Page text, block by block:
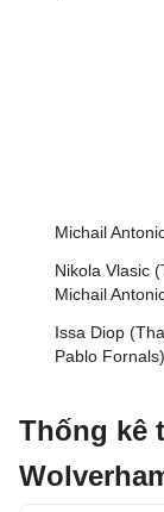
Michail
Nikola Vlasic
Michail
Issa Diop
Pablo Fornals)
Thống kê